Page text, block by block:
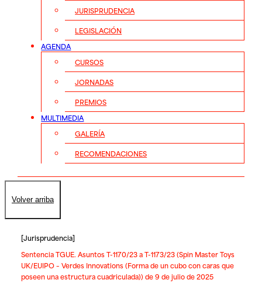
JURISPRUDENCIA
LEGISLACIÓN
AGENDA
CURSOS
JORNADAS
PREMIOS
MULTIMEDIA
GALERÍA
RECOMENDACIONES
Volver arriba
[Jurisprudencia]
Sentencia TGUE. Asuntos T-1170/23 a T-1173/23 (Spin Master Toys
UK/EUIPO – Verdes Innovations (Forma de un cubo con caras que
poseen una estructura cuadriculada)) de 9 de julio de 2025